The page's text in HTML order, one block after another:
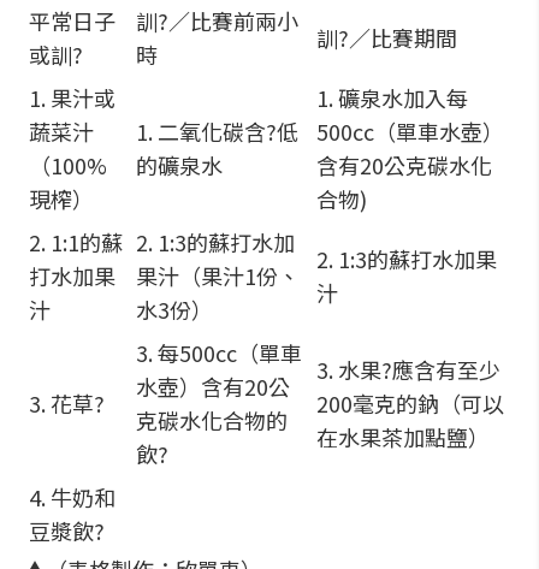
平常日子
或訓?
訓?／比賽前兩小
時
訓?／比賽期間
1. 果汁或
蔬菜汁
（100%
現榨）
1. 二氧化碳含?低
的礦泉水
1. 礦泉水加入每
500cc（單車水壺）
含有20公克碳水化
合物)
2. 1:1的蘇
打水加果
汁
2. 1:3的蘇打水加
果汁（果汁1份、
水3份）
2. 1:3的蘇打水加果
汁
3. 花草?
3. 每500cc（單車
水壺）含有20公
克碳水化合物的
飲?
3. 水果?應含有至少
200毫克的鈉（可以
在水果茶加點鹽）
4. 牛奶和
豆漿飲?